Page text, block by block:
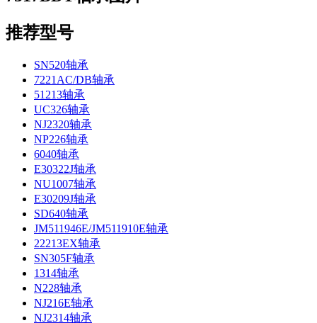
推荐型号
SN520轴承
7221AC/DB轴承
51213轴承
UC326轴承
NJ2320轴承
NP226轴承
6040轴承
E30322J轴承
NU1007轴承
E30209J轴承
SD640轴承
JM511946E/JM511910E轴承
22213EX轴承
SN305F轴承
1314轴承
N228轴承
NJ216E轴承
NJ2314轴承